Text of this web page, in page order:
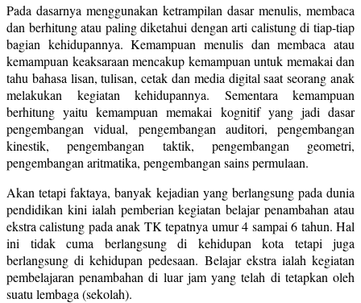
Pada dasarnya menggunakan ketrampilan dasar menulis, membaca
dan berhitung atau paling diketahui dengan arti calistung di tiap-tiap
bagian kehidupannya. Kemampuan menulis dan membaca atau
kemampuan keaksaraan mencakup kemampuan untuk memakai dan
tahu bahasa lisan, tulisan, cetak dan media digital saat seorang anak
melakukan kegiatan kehidupannya. Sementara kemampuan
berhitung yaitu kemampuan memakai kognitif yang jadi dasar
pengembangan vidual, pengembangan auditori, pengembangan
kinestik, pengembangan taktik, pengembangan geometri,
pengembangan aritmatika, pengembangan sains permulaan.
Akan tetapi faktaya, banyak kejadian yang berlangsung pada dunia
pendidikan kini ialah pemberian kegiatan belajar penambahan atau
ekstra calistung pada anak TK tepatnya umur 4 sampai 6 tahun. Hal
ini tidak cuma berlangsung di kehidupan kota tetapi juga
berlangsung di kehidupan pedesaan. Belajar ekstra ialah kegiatan
pembelajaran penambahan di luar jam yang telah di tetapkan oleh
suatu lembaga (sekolah).